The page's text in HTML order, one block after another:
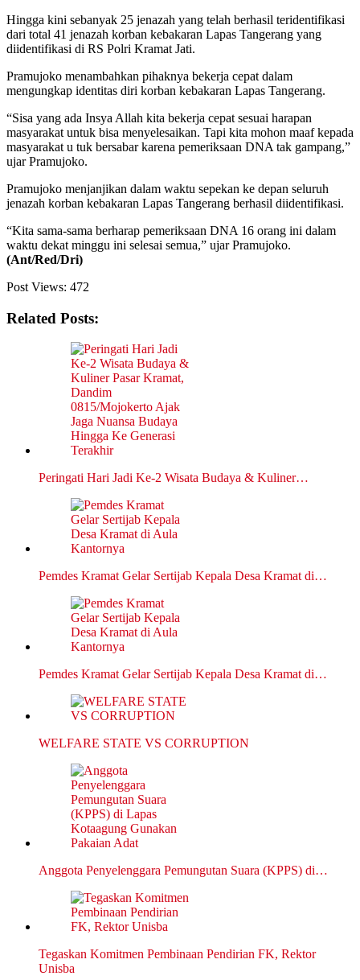
Hingga kini sebanyak 25 jenazah yang telah berhasil teridentifikasi
dari total 41 jenazah korban kebakaran Lapas Tangerang yang
diidentifikasi di RS Polri Kramat Jati.
Pramujoko menambahkan pihaknya bekerja cepat dalam
mengungkap identitas diri korban kebakaran Lapas Tangerang.
“Sisa yang ada Insya Allah kita bekerja cepat sesuai harapan
masyarakat untuk bisa menyelesaikan. Tapi kita mohon maaf kepada
masyarakat u tuk bersabar karena pemeriksaan DNA tak gampang,”
ujar Pramujoko.
Pramujoko menjanjikan dalam waktu sepekan ke depan seluruh
jenazah korban kebakaran Lapas Tangerang berhasil diidentifikasi.
“Kita sama-sama berharap pemeriksaan DNA 16 orang ini dalam
waktu dekat minggu ini selesai semua,” ujar Pramujoko.
(Ant/Red/Dri)
Post Views: 472
Related Posts:
Peringati Hari Jadi Ke-2 Wisata Budaya & Kuliner…
Pemdes Kramat Gelar Sertijab Kepala Desa Kramat di…
Pemdes Kramat Gelar Sertijab Kepala Desa Kramat di…
WELFARE STATE VS CORRUPTION
Anggota Penyelenggara Pemungutan Suara (KPPS) di…
Tegaskan Komitmen Pembinaan Pendirian FK, Rektor
Unisba